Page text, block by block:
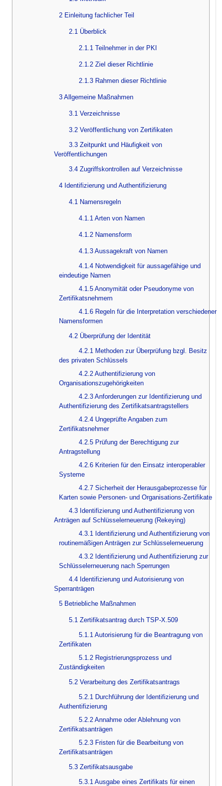
2 Einleitung fachlicher Teil
2.1 Überblick
2.1.1 Teilnehmer in der PKI
2.1.2 Ziel dieser Richtlinie
2.1.3 Rahmen dieser Richtlinie
3 Allgemeine Maßnahmen
3.1 Verzeichnisse
3.2 Veröffentlichung von Zertifikaten
3.3 Zeitpunkt und Häufigkeit von
Veröffentlichungen
3.4 Zugriffskontrollen auf Verzeichnisse
4 Identifizierung und Authentifizierung
4.1 Namensregeln
4.1.1 Arten von Namen
4.1.2 Namensform
4.1.3 Aussagekraft von Namen
4.1.4 Notwendigkeit für aussagefähige und
eindeutige Namen
4.1.5 Anonymität oder Pseudonyme von
Zertifikatsnehmern
4.1.6 Regeln für die Interpretation verschiedener
Namensformen
4.2 Überprüfung der Identität
4.2.1 Methoden zur Überprüfung bzgl. Besitz
des privaten Schlüssels
4.2.2 Authentifizierung von
Organisationszugehörigkeiten
4.2.3 Anforderungen zur Identifizierung und
Authentifizierung des Zertifikatsantragstellers
4.2.4 Ungeprüfte Angaben zum
Zertifikatsnehmer
4.2.5 Prüfung der Berechtigung zur
Antragstellung
4.2.6 Kriterien für den Einsatz interoperabler
Systeme
4.2.7 Sicherheit der Herausgabeprozesse für
Karten sowie Personen- und Organisations-Zertifikate
4.3 Identifizierung und Authentifizierung von
Anträgen auf Schlüsselerneuerung (Rekeying)
4.3.1 Identifizierung und Authentifizierung von
routinemäßigen Anträgen zur Schlüsselerneuerung
4.3.2 Identifizierung und Authentifizierung zur
Schlüsselerneuerung nach Sperrungen
4.4 Identifizierung und Autorisierung von
Sperranträgen
5 Betriebliche Maßnahmen
5.1 Zertifikatsantrag durch TSP-X.509
5.1.1 Autorisierung für die Beantragung von
Zertifikaten
5.1.2 Registrierungsprozess und
Zuständigkeiten
5.2 Verarbeitung des Zertifikatsantrags
5.2.1 Durchführung der Identifizierung und
Authentifizierung
5.2.2 Annahme oder Ablehnung von
Zertifikatsanträgen
5.2.3 Fristen für die Bearbeitung von
Zertifikatsanträgen
5.3 Zertifikatsausgabe
5.3.1 Ausgabe eines Zertifikats für einen